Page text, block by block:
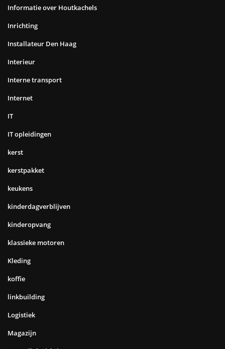
Informatie over Houtkachels
Inrichting
Installateur Den Haag
Interieur
Interne transport
Internet
IT
IT opleidingen
kerst
kerstpakket
keukens
kinderdagverblijven
kinderopvang
klassieke motoren
Kleding
koffie
linkbuilding
Logistiek
Magazijn